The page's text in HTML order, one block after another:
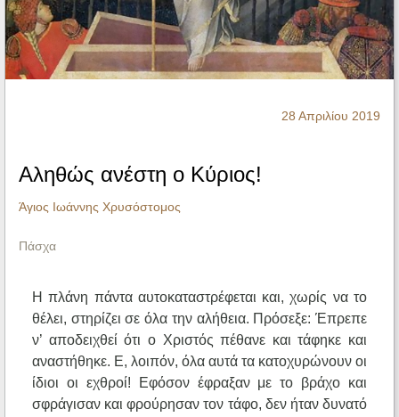
Ηχητικά
28 Απριλίου 2019
Αληθώς ανέστη ο Κύριος!
Άγιος Ιωάννης Χρυσόστομος
Πάσχα
Η πλάνη πάντα αυτοκαταστρέφεται και, χωρίς να το
θέλει, στηρίζει σε όλα την αλήθεια. Πρόσεξε: Έπρεπε
ν’ αποδειχθεί ότι ο Χριστός πέθανε και τάφηκε και
αναστήθηκε. Ε, λοιπόν, όλα αυτά τα κατοχυρώνουν οι
ίδιοι οι εχθροί! Εφόσον έφραξαν με το βράχο και
σφράγισαν και φρούρησαν τον τάφο, δεν ήταν δυνατό